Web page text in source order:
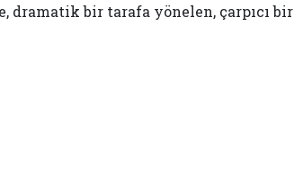
dramatik bir tarafa yönelen, çarpıcı bir